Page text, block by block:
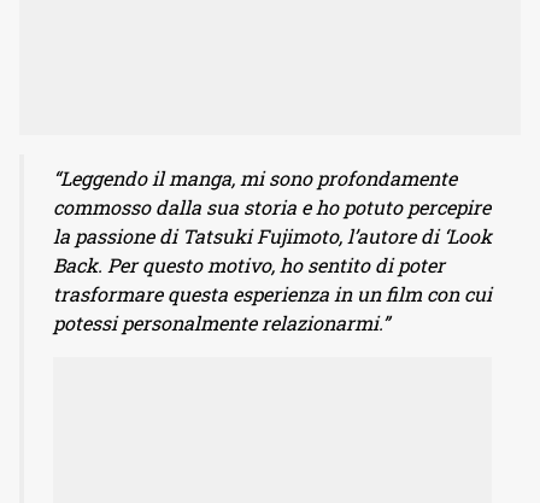
“Leggendo il manga, mi sono profondamente
commosso dalla sua storia e ho potuto percepire
la passione di Tatsuki Fujimoto, l’autore di ‘Look
Back. Per questo motivo, ho sentito di poter
trasformare questa esperienza in un film con cui
potessi personalmente relazionarmi.”